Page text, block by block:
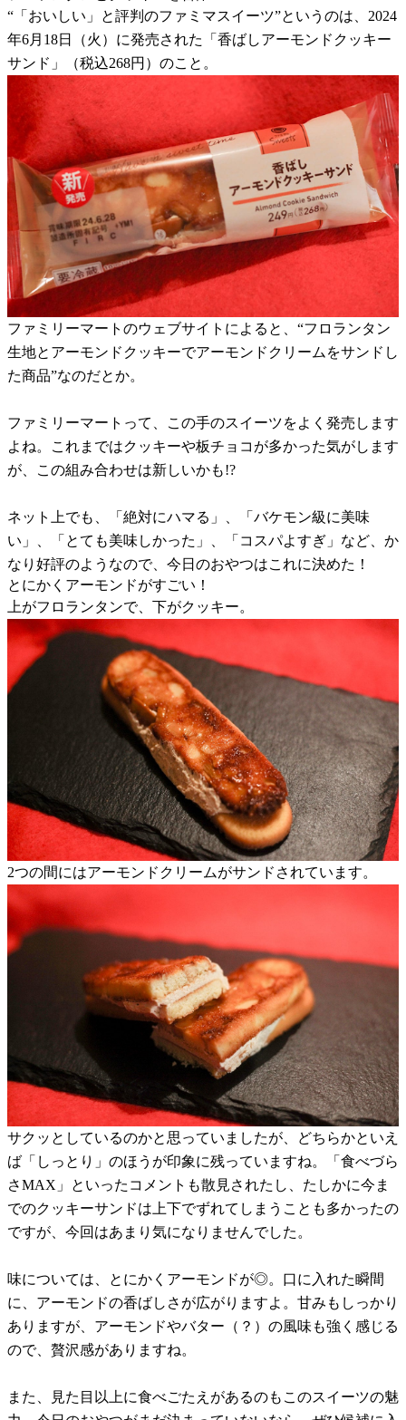
“「おいしい」と評判のファミマスイーツ”というのは、2024
年6月18日（火）に発売された「香ばしアーモンドクッキー
サンド」（税込268円）のこと。
ファミリーマートのウェブサイトによると、“フロランタン
生地とアーモンドクッキーでアーモンドクリームをサンドし
た商品”なのだとか。
ファミリーマートって、この手のスイーツをよく発売します
よね。これまではクッキーや板チョコが多かった気がします
が、この組み合わせは新しいかも!?
ネット上でも、「絶対にハマる」、「バケモン級に美味
い」、「とても美味しかった」、「コスパよすぎ」など、か
なり好評のようなので、今日のおやつはこれに決めた！
とにかくアーモンドがすごい！
上がフロランタンで、下がクッキー。
2つの間にはアーモンドクリームがサンドされています。
サクッとしているのかと思っていましたが、どちらかといえ
ば「しっとり」のほうが印象に残っていますね。「食べづら
さMAX」といったコメントも散見されたし、たしかに今ま
でのクッキーサンドは上下でずれてしまうことも多かったの
ですが、今回はあまり気になりませんでした。
味については、とにかくアーモンドが◎。口に入れた瞬間
に、アーモンドの香ばしさが広がりますよ。甘みもしっかり
ありますが、アーモンドやバター（？）の風味も強く感じる
ので、贅沢感がありますね。
また、見た目以上に食べごたえがあるのもこのスイーツの魅